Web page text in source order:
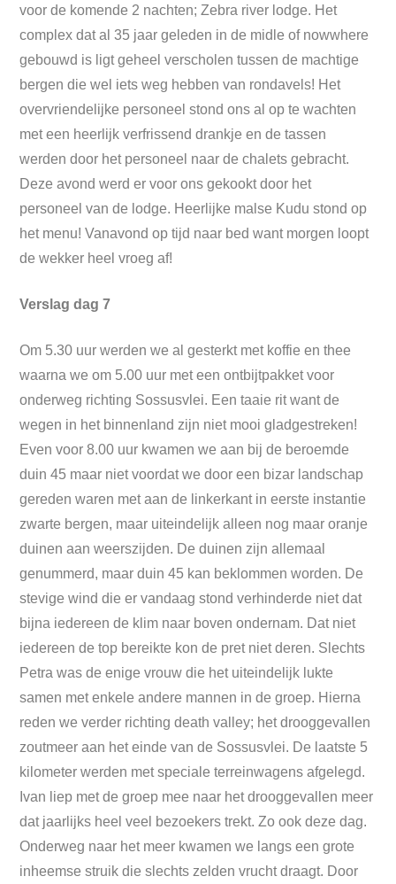
voor de komende 2 nachten; Zebra river lodge. Het
complex dat al 35 jaar geleden in de midle of nowwhere
gebouwd is ligt geheel verscholen tussen de machtige
bergen die wel iets weg hebben van rondavels! Het
overvriendelijke personeel stond ons al op te wachten
met een heerlijk verfrissend drankje en de tassen
werden door het personeel naar de chalets gebracht.
Deze avond werd er voor ons gekookt door het
personeel van de lodge. Heerlijke malse Kudu stond op
het menu! Vanavond op tijd naar bed want morgen loopt
de wekker heel vroeg af!
Verslag dag 7
Om 5.30 uur werden we al gesterkt met koffie en thee
waarna we om 5.00 uur met een ontbijtpakket voor
onderweg richting Sossusvlei. Een taaie rit want de
wegen in het binnenland zijn niet mooi gladgestreken!
Even voor 8.00 uur kwamen we aan bij de beroemde
duin 45 maar niet voordat we door een bizar landschap
gereden waren met aan de linkerkant in eerste instantie
zwarte bergen, maar uiteindelijk alleen nog maar oranje
duinen aan weerszijden. De duinen zijn allemaal
genummerd, maar duin 45 kan beklommen worden. De
stevige wind die er vandaag stond verhinderde niet dat
bijna iedereen de klim naar boven ondernam. Dat niet
iedereen de top bereikte kon de pret niet deren. Slechts
Petra was de enige vrouw die het uiteindelijk lukte
samen met enkele andere mannen in de groep. Hierna
reden we verder richting death valley; het drooggevallen
zoutmeer aan het einde van de Sossusvlei. De laatste 5
kilometer werden met speciale terreinwagens afgelegd.
Ivan liep met de groep mee naar het drooggevallen meer
dat jaarlijks heel veel bezoekers trekt. Zo ook deze dag.
Onderweg naar het meer kwamen we langs een grote
inheemse struik die slechts zelden vrucht draagt. Door